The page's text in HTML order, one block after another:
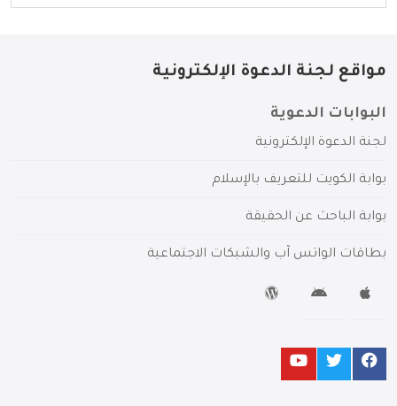
مواقع لجنة الدعوة الإلكترونية
البوابات الدعوية
لجنة الدعوة الإلكترونية
بوابة الكويت للتعريف بالإسلام
بوابة الباحث عن الحقيقة
بطاقات الواتس آب والشبكات الاجتماعية